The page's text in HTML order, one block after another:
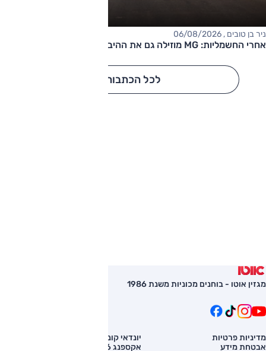
ניר בן טובים , 06/08/2026
אחרי החשמליות: MG מוזילה גם את ההיברידיות
לכל הכתבות
מגזין אוטו - בוחנים מכוניות משנת 1986
מדיניות פרטיות
אבטחת מידע
יונדאי קונה
אקספנג G6